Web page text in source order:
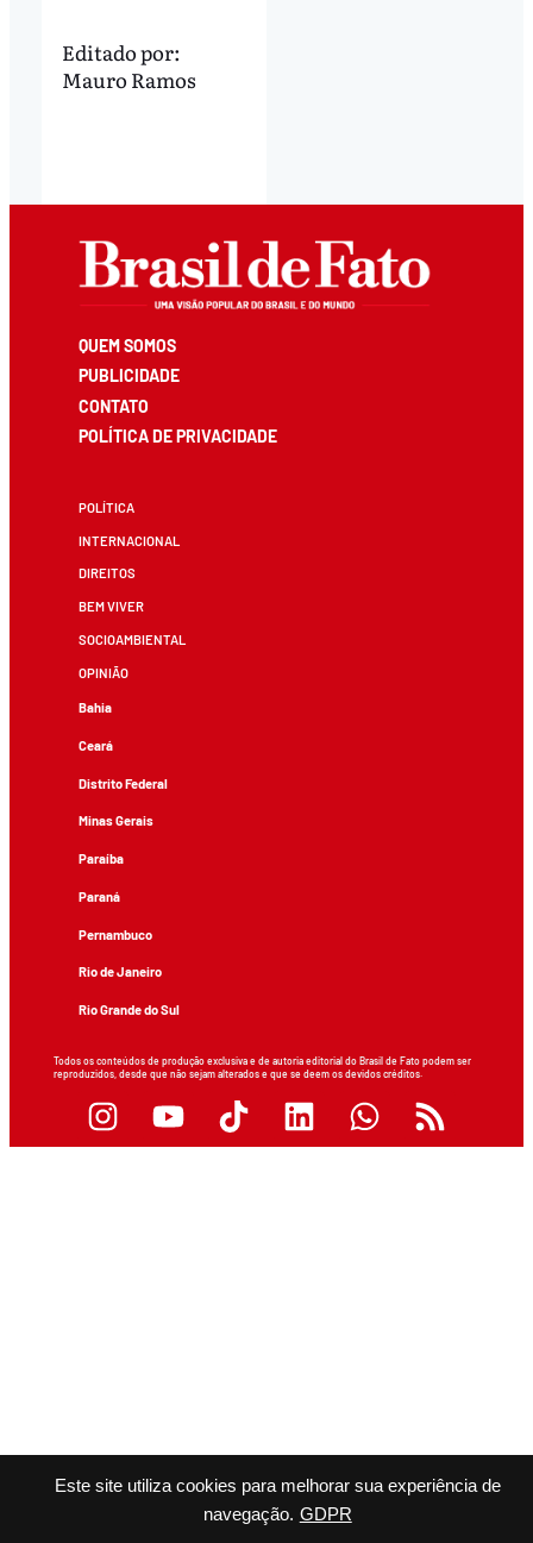
Este site utiliza cookies para melhorar sua experiência de
navegação. GDPR
Editado por:
Mauro Ramos
QUEM SOMOS
PUBLICIDADE
CONTATO
POLÍTICA DE PRIVACIDADE
POLÍTICA
INTERNACIONAL
DIREITOS
BEM VIVER
SOCIOAMBIENTAL
OPINIÃO
Bahia
Ceará
Distrito Federal
Minas Gerais
Paraíba
Paraná
Pernambuco
Rio de Janeiro
Rio Grande do Sul
Todos os conteúdos de produção exclusiva e de autoria editorial do Brasil de Fato podem ser
reproduzidos, desde que não sejam alterados e que se deem os devidos créditos.